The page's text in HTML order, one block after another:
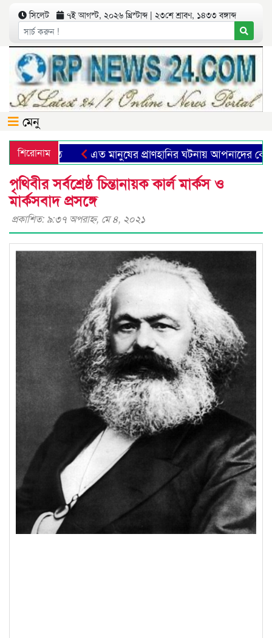
সিলেট ৭ই আগস্ট, ২০২৬ খ্রিস্টাব্দ | ২৩শে শ্রাবণ, ১৪৩৩ বঙ্গাব্দ
মেনু
শিরোনাম এত মানুষের প্রাণহানির ঘটনায় আপনাদের কোনো
পৃথিবীর সর্বশ্রেষ্ঠ চিন্তানায়ক কার্ল মার্কস ও
মার্কসবাদ প্রসঙ্গে
প্রকাশিত: ৯:৩৭ অপরাহ্ণ, মে ৪, ২০২১